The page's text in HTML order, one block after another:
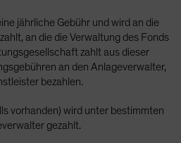
jährliche Gebühr und wird an die
an die die Verwaltung des Fonds
zahlt aus dieser
an den Anlageverwalter,
bezahlen.
vorhanden) wird unter bestimmten
gezahlt.